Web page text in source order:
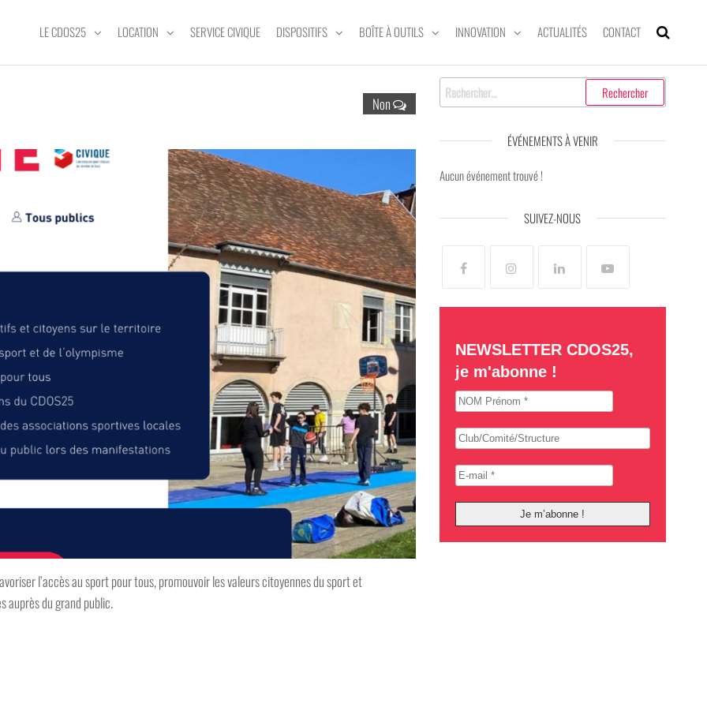
LE CDOS25 LOCATION SERVICE CIVIQUE DISPOSITIFS BOÎTE À OUTILS INNOVATION ACTUALITÉS CONTACT
Non
l’accès au sport pour tous, promouvoir les valeurs citoyennes du sport et
auprès du grand public.
Rechercher :
ÉVÉNEMENTS À VENIR
Aucun événement trouvé !
SUIVEZ-NOUS
NEWSLETTER CDOS25,
je m'abonne !